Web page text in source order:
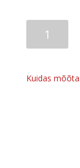
kogus
Kuidas